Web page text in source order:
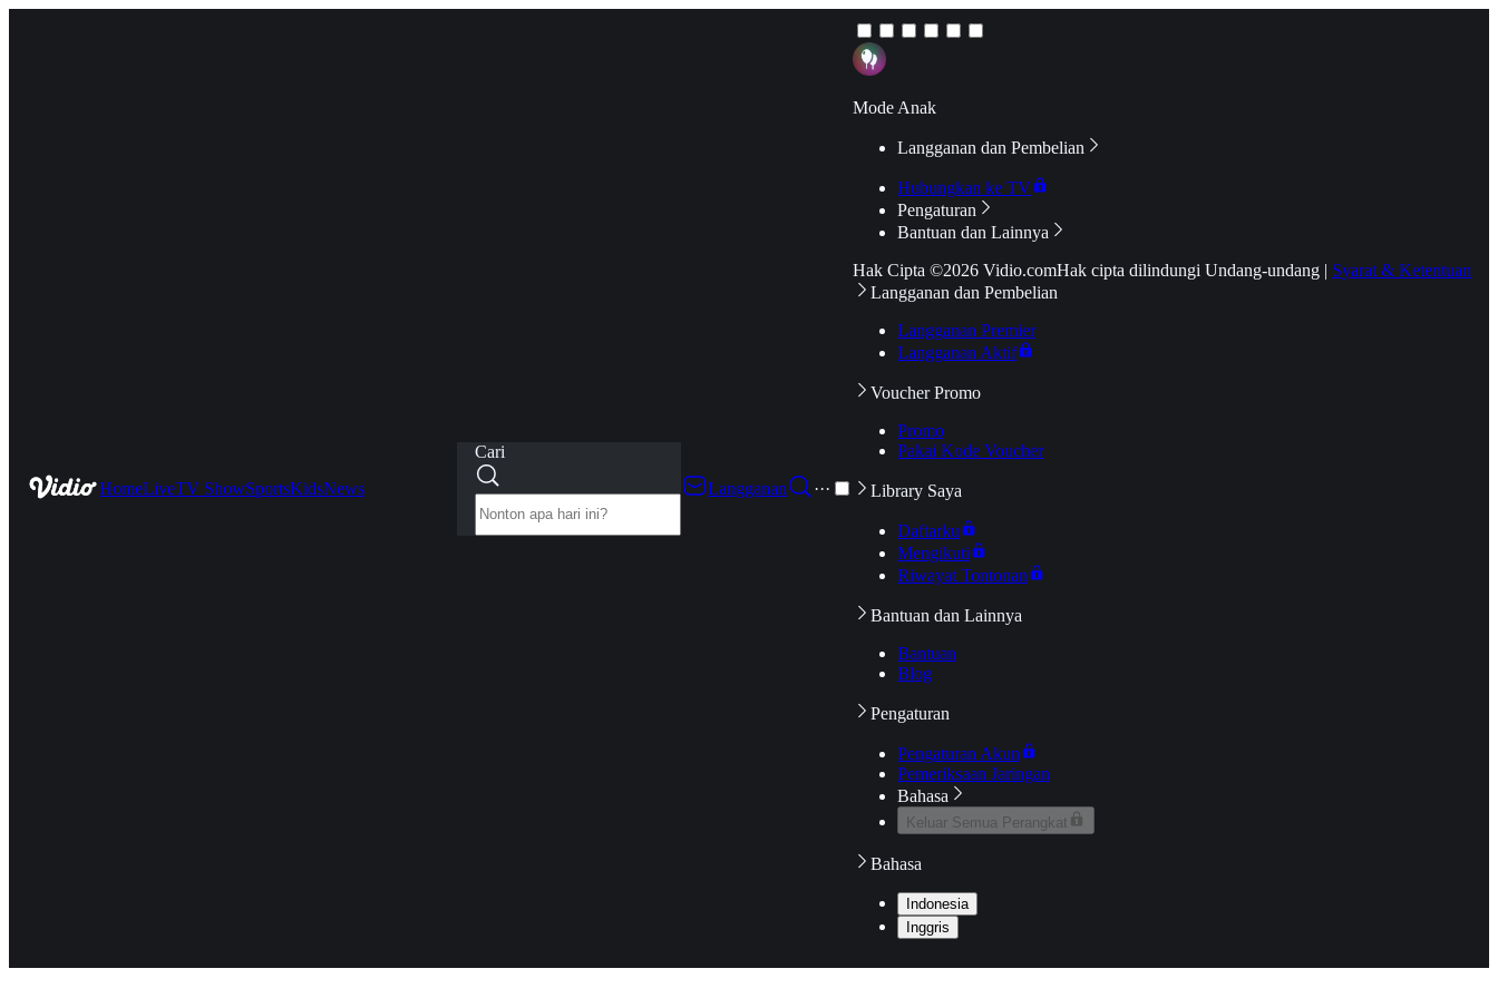
HomeLiveTV ShowSportsKidsNews
Cari
Langganan
···
Mode Anak
Langganan dan Pembelian
Hubungkan ke TV
Pengaturan
Bantuan dan Lainnya
Hak Cipta ©2026 Vidio.comHak cipta dilindungi Undang-undang | Syarat & Ketentuan
Langganan dan Pembelian
Langganan Premier
Langganan Aktif
Voucher Promo
Promo
Pakai Kode Voucher
Library Saya
Daftarku
Mengikuti
Riwayat Tontonan
Bantuan dan Lainnya
Bantuan
Blog
Pengaturan
Pengaturan Akun
Pemeriksaan Jaringan
Bahasa
Keluar Semua Perangkat
Bahasa
Indonesia
Inggris